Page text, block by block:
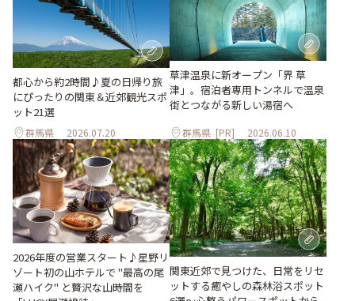
都心から約2時間♪夏の日帰り旅
にぴったりの関東＆近郊観光スポ
ット21選
群馬県 2026.07.20
草津温泉に新オープン「界 草
津」。宿泊者専用トンネルで温泉
街とつながる新しい湯宿へ
群馬県 [PR] 2026.06.10
2026年度の営業スタート♪星野リ
ゾート初の山ホテルで "最高の尾
瀬ハイク" と贅沢な山時間を
関東近郊で見つけた、日常をリセ
ットする癒やしの森林浴スポット